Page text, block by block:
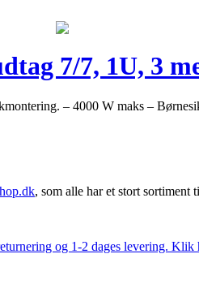
7/7, 1U, 3
– 4000 W maks –
, som alle har et stort sortiment
og 1-2 dages levering. Klik